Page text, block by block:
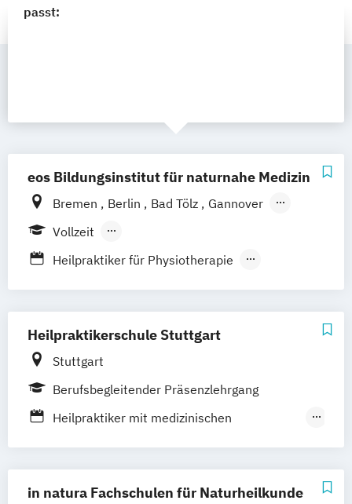
passt:
eos Bildungsinstitut für naturnahe Medizin
Bremen Berlin Bad Tölz
Gannover
Leipzig
Rostock Schwerin Dresden Ottersberg
Bad Elster Hannover München
Schwandorf Nürnberg
Vollzeit
Berufsbegleitender Präsenzlehrgang
Heilpraktiker für Physiotherapie
Heilpraktikerausbildung für Psychotherapie
Heilpraktikerschule Stuttgart
Stuttgart
Berufsbegleitender Präsenzlehrgang
Heilpraktiker mit medizinischen
Kenntnisse
in natura Fachschulen für Naturheilkunde